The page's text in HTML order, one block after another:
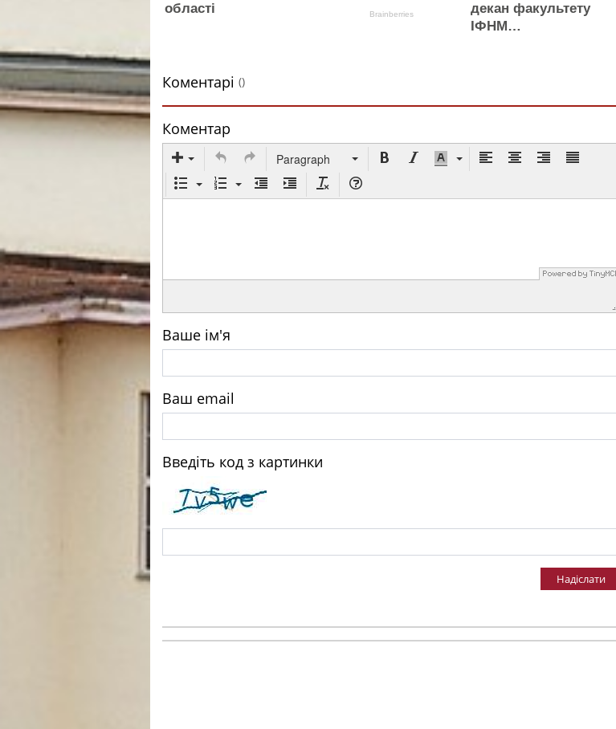
області
Brainberries
декан факультету
ІФНМ…
Коментарі ()
Коментар
Paragraph
Ваше ім'я
Ваш email
Введіть код з картинки
Надіслати